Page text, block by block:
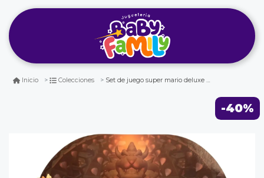
Inicio Colecciones Set de juego super mario deluxe bowser battle
-40%